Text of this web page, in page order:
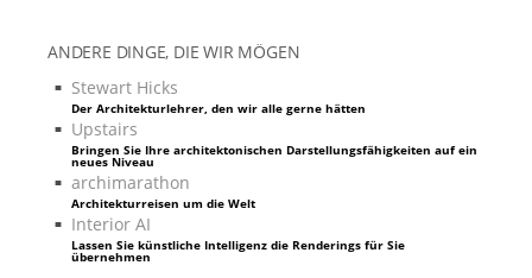
ANDERE DINGE, DIE WIR MÖGEN
Stewart Hicks
Der Architekturlehrer, den wir alle gerne hätten
Upstairs
Bringen Sie Ihre architektonischen Darstellungsfähigkeiten auf ein
neues Niveau
archimarathon
Architekturreisen um die Welt
Interior AI
Lassen Sie künstliche Intelligenz die Renderings für Sie
übernehmen